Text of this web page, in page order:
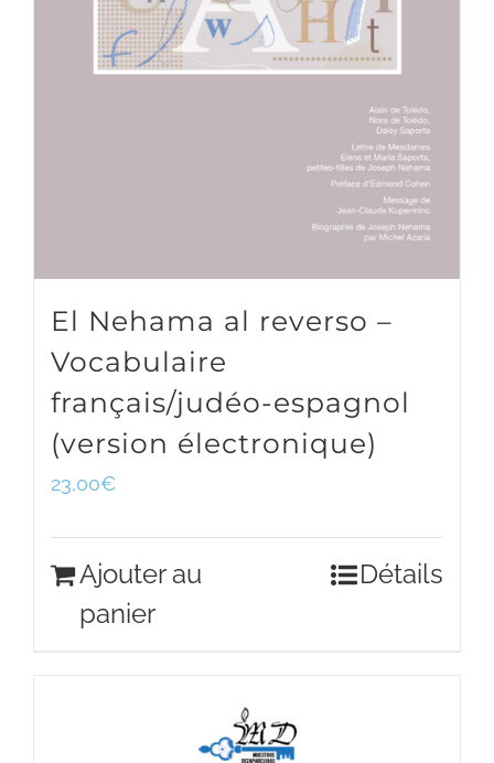
El Nehama al reverso –
Vocabulaire
français/judéo-espagnol
(version électronique)
23,00€
Ajouter au
panier
Détails